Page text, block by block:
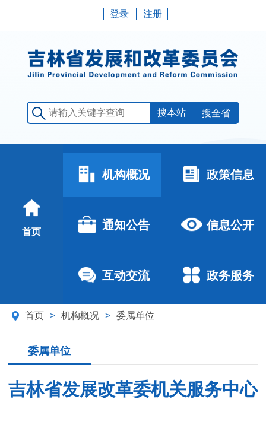
登录 注册
搜全省
首页
机构概况 政策信息
通知公告 信息公开
互动交流 政务服务
首页 > 机构概况 > 委属单位
委属单位
吉林省发展改革委机关服务中心